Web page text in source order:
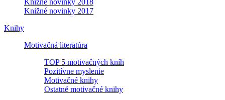
Knižné novinky 2018
Knižné novinky 2017
Knihy
Motivačná literatúra
TOP 5 motivačných kníh
Pozitívne myslenie
Motivačné knihy
Ostatné motivačné knihy